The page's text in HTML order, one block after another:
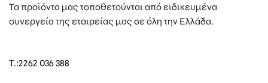
Τα προϊόντα μας τοποθετούνται από ειδικευμένα
συνεργεία της εταιρείας μας σε όλη την Ελλάδα.
T.:2262 036 388